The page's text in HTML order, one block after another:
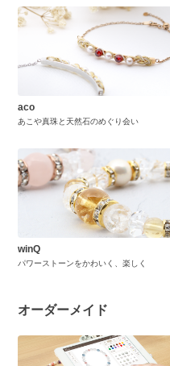
aco
あこや真珠と天然石のめぐり会い
winQ
パワーストーンをかわいく、楽しく
オーダーメイド